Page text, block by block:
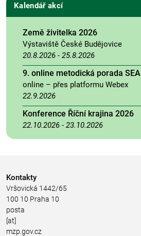
Kalendář akcí
Země živitelka 2026
Výstaviště České Budějovice
20.8.2026 - 25.8.2026
9. online metodická porada SEA
online – přes platformu Webex
22.9.2026
Konference Říční krajina 2026
22.10.2026 - 23.10.2026
Kontakty
Vršovická 1442/65
100 10 Praha 10
posta
[at]
mzp.gov.cz